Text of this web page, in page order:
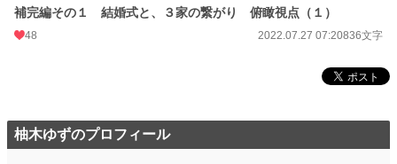
補完編その１ 結婚式と、３家の繋がり 俯瞰視点（１）
48 2022.07.27 07:20836文字
柚木ゆずのプロフィール